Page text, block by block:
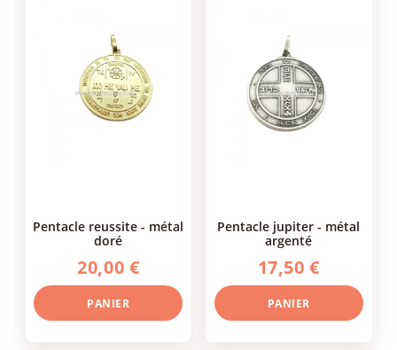
pentacle reussite - métal
doré
20,00 €
PANIER
pentacle jupiter - métal
argenté
17,50 €
PANIER